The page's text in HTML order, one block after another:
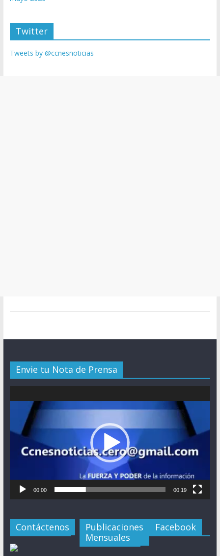
Twitter
Tweets by @ccnesnoticias
Envie tu Nota de Prensa
de
00:00 00:19
Contáctenos
Publicaciones
Mensuales
Facebook